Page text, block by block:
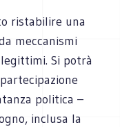
ristabilire una
meccanismi
Si potrà
politica –
inclusa la